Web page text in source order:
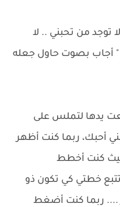
توجد من تحبني .. لا
" أجاب بصوت حاول جعله
يدها لتملس على
أحبك، ربما كنت أظهر
كنت أخطط
خطتي كي تكون ذو
.... ربما كنت أضغط